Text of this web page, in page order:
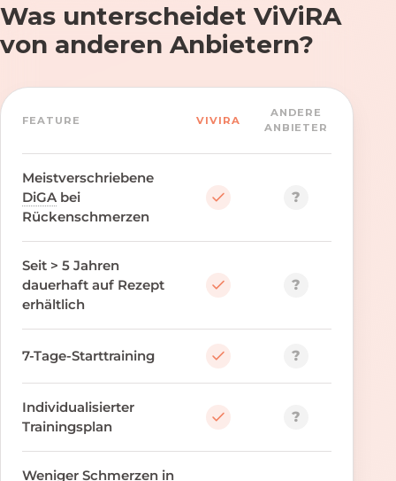
Was unterscheidet ViViRA
von anderen Anbietern?
FEATURE VIVIRA
ANDERE
ANBIETER
Meistverschriebene
DiGA bei
Rückenschmerzen
?
Seit > 5 Jahren
dauerhaft auf Rezept
erhältlich
?
7-Tage-Starttraining ?
Individualisierter
Trainingsplan
?
Weniger Schmerzen in